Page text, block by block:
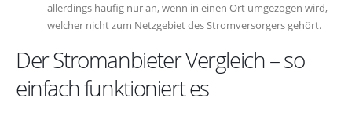
allerdings häufig nur an, wenn in einen Ort umgezogen wird,
welcher nicht zum Netzgebiet des Stromversorgers gehört.
Der Stromanbieter Vergleich – so
einfach funktioniert es